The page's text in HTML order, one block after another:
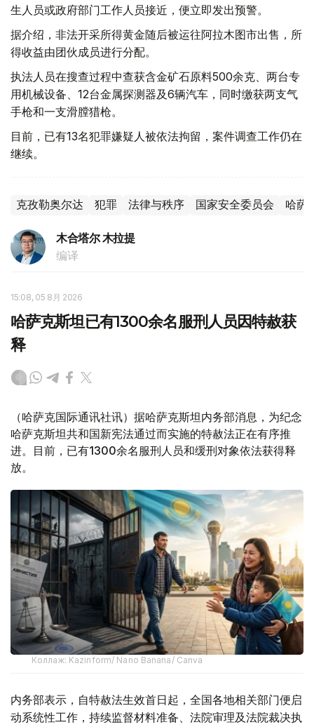
生人员或政府部门工作人员接近，便立即发出预警。
据介绍，非法开采所得黄金随后被运往阿拉木图市出售，所
得收益由团伙成员进行分配。
执法人员在搜查过程中查获含金矿石原料500余克、两台专
用机械设备、12台金属探测器及6辆汽车，同时缴获两支气
手枪和一支滑膛猎枪。
目前，已有13名犯罪嫌疑人被依法拘留，案件调查工作仍在
继续。
克孜勒奥尔达 犯罪 法律与秩序 国家安全委员会 哈萨
木合塔尔 木拉提
编译
15:08, 05 8月 2026
哈萨克斯坦已有1300余名服刑人员因特赦获
释
（哈萨克国际通讯社讯）据哈萨克斯坦内务部消息，为纪念
哈萨克斯坦共和国新宪法通过而实施的特赦法正在有序推
进。目前，已有1300余名服刑人员和缓刑对象依法获得释
放。
Коллаж: Kazinform/ Nano Banana/ Canva
内务部表示，自特赦法生效首日起，全国各地相关部门便启
动系统性工作，持续监督材料准备、法院审理及法院裁决执